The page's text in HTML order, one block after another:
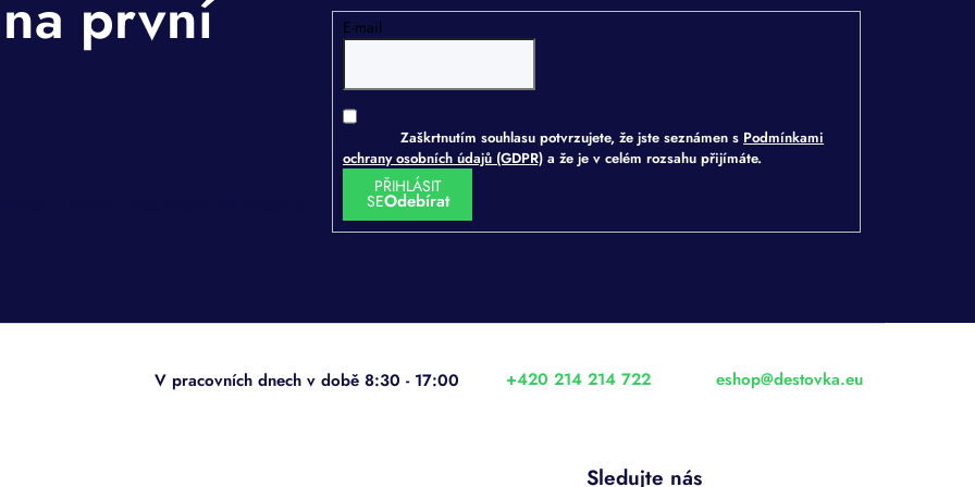
E-mail
Zaškrtnutím souhlasu potvrzujete, že jste seznámen s Podmínkami
ochrany osobních údajů (GDPR) a že je v celém rozsahu přijímáte.
PŘIHLÁSIT
SE
eshop@destovka.eu
+420 214 214 722
Sledujte nás